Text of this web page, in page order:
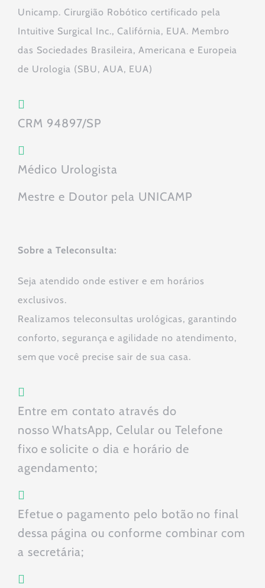
Unicamp. Cirurgião Robótico certificado pela
Intuitive Surgical Inc., Califórnia, EUA. Membro
das Sociedades Brasileira, Americana e Europeia
de Urologia (SBU, AUA, EUA)
CRM 94897/SP
Médico Urologista
Mestre e Doutor pela UNICAMP
Sobre a Teleconsulta:
Seja atendido onde estiver e em horários
exclusivos.
Realizamos teleconsultas urológicas, garantindo
conforto, segurança e agilidade no atendimento,
sem que você precise sair de sua casa.
Entre em contato através do
nosso WhatsApp, Celular ou Telefone
fixo e solicite o dia e horário de
agendamento;
Efetue o pagamento pelo botão no final
dessa página ou conforme combinar com
a secretária;